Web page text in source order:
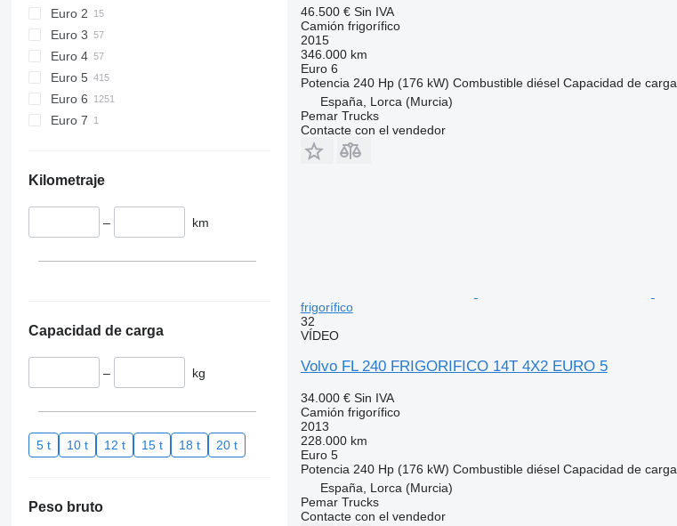
Euro 2
Euro 3
Euro 4
Euro 5
Euro 6
Euro 7
Kilometraje
– km
Capacidad de carga
– kg
5 t 10 t 12 t 15 t 18 t 20 t
Peso bruto
46.500 € Sin IVA
Camión frigorífico
2015
346.000 km
Euro 6
Potencia 240 Hp (176 kW) Combustible diésel Capacidad de carga
España, Lorca (Murcia)
Pemar Trucks
Contacte con el vendedor
frigorífico
32
VÍDEO
Volvo FL 240 FRIGORIFICO 14T 4X2 EURO 5
34.000 € Sin IVA
Camión frigorífico
2013
228.000 km
Euro 5
Potencia 240 Hp (176 kW) Combustible diésel Capacidad de carga
España, Lorca (Murcia)
Pemar Trucks
Contacte con el vendedor